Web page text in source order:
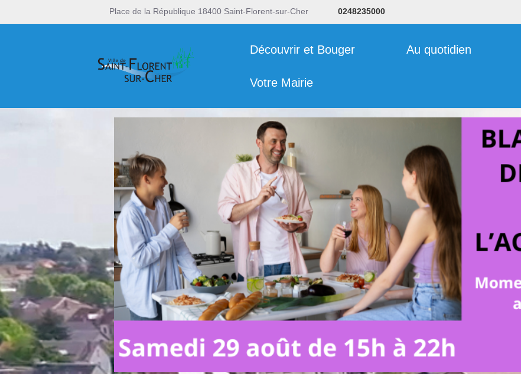
Place de la République 18400 Saint-Florent-sur-Cher 0248235000
Découvrir et Bouger Au quotidien
Votre Mairie